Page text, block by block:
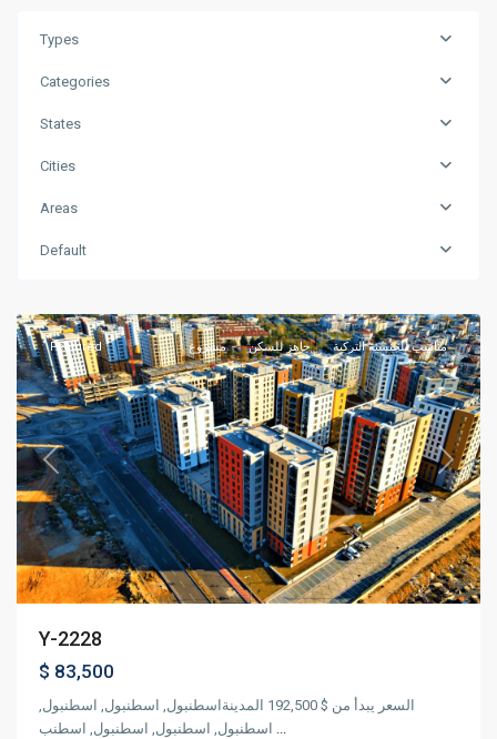
Types
Categories
States
Cities
Areas
Default
Previous Next
Featured مشروع جاهز للسكن مناسب للجنسية التركية
Y-2228
$ 83,500
السعر يبدأ من $ 192,500 المدينةاسطنبول, اسطنبول, اسطنبول,
...